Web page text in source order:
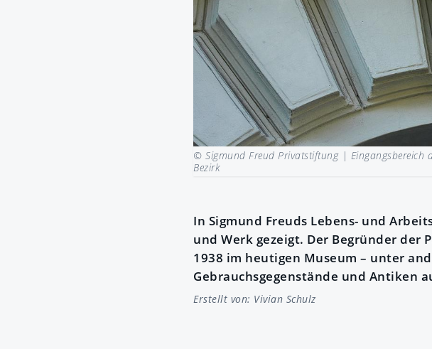
© Sigmund Freud Privatstiftung | Eingangsbereich
Bezirk
In Sigmund Freuds Lebens- und
und Werk gezeigt. Der Begründer der
1938 im heutigen Museum – unter
Gebrauchsgegenstände und Antiken
Erstellt von: Vivian Schulz